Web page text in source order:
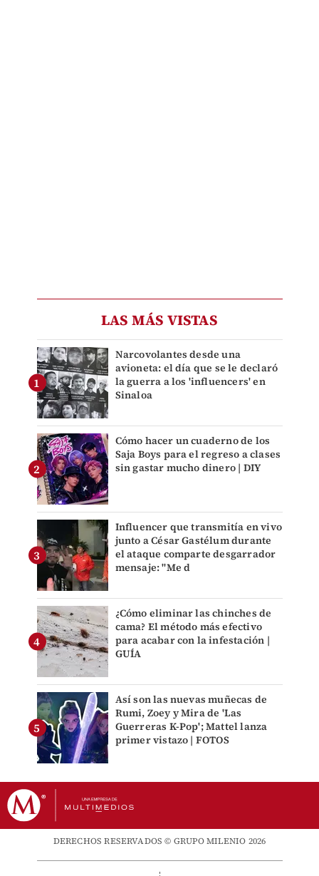
LAS MÁS VISTAS
Narcovolantes desde una
avioneta: el día que se le declaró
la guerra a los 'influencers' en
Sinaloa
Cómo hacer un cuaderno de los
Saja Boys para el regreso a clases
sin gastar mucho dinero | DIY
Influencer que transmitía en vivo
junto a César Gastélum durante
el ataque comparte desgarrador
mensaje: "Me d
¿Cómo eliminar las chinches de
cama? El método más efectivo
para acabar con la infestación |
GUÍA
Así son las nuevas muñecas de
Rumi, Zoey y Mira de 'Las
Guerreras K-Pop'; Mattel lanza
primer vistazo | FOTOS
DERECHOS RESERVADOS © GRUPO MILENIO 2026